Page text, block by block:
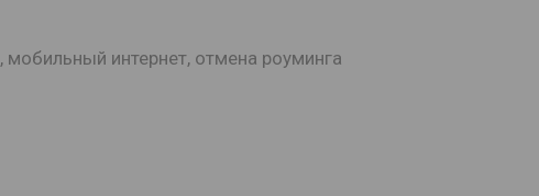
, мобильный интернет, отмена роуминга